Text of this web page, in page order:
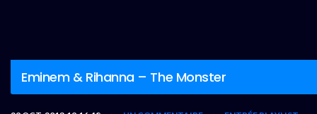
Eminem & Rihanna – The Monster